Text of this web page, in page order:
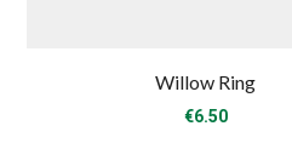
Willow Ring
€6.50